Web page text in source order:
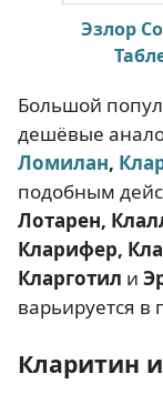
Эзлор
Большой
дешёвые
Ломилан,
подобным
Лотарен,
Кларифер,
Кларготил и
варьируется в
Кларитин